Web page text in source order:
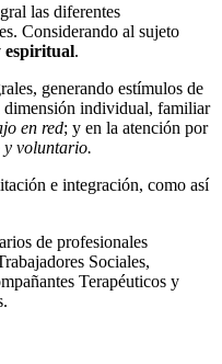
las diferentes
Considerando al sujeto
espiritual.
generando estímulos de
dimensión individual, familiar
en red; y en la atención por
voluntario.
e integración, como así
de profesionales
Sociales,
Terapéuticos y